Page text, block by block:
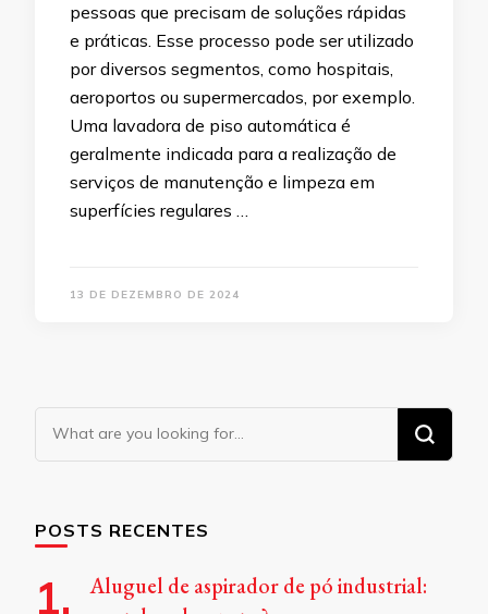
pessoas que precisam de soluções rápidas
e práticas. Esse processo pode ser utilizado
por diversos segmentos, como hospitais,
aeroportos ou supermercados, por exemplo.
Uma lavadora de piso automática é
geralmente indicada para a realização de
serviços de manutenção e limpeza em
superfícies regulares …
13 DE DEZEMBRO DE 2024
Looking
for
POSTS RECENTES
Aluguel de aspirador de pó industrial: